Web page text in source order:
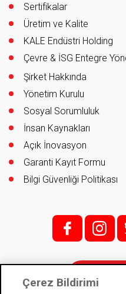
Sertifikalar
Üretim ve Kalite
KALE Endüstri Holding
Çevre & İSG Entegre
Şirket Hakkında
Yönetim Kurulu
Sosyal Sorumluluk
İnsan Kaynakları
Açık İnovasyon
Garanti Kayıt Formu
Bilgi Güvenliği Politikası
f; i;
Çerez Bildirimi